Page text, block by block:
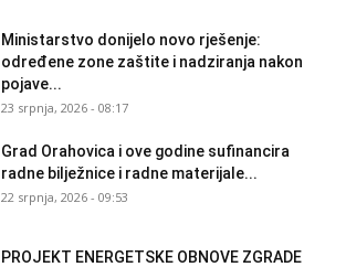
Ministarstvo donijelo novo rješenje:
određene zone zaštite i nadziranja nakon
pojave...
23 srpnja, 2026 - 08:17
Grad Orahovica i ove godine sufinancira
radne bilježnice i radne materijale...
22 srpnja, 2026 - 09:53
PROJEKT ENERGETSKE OBNOVE ZGRADE